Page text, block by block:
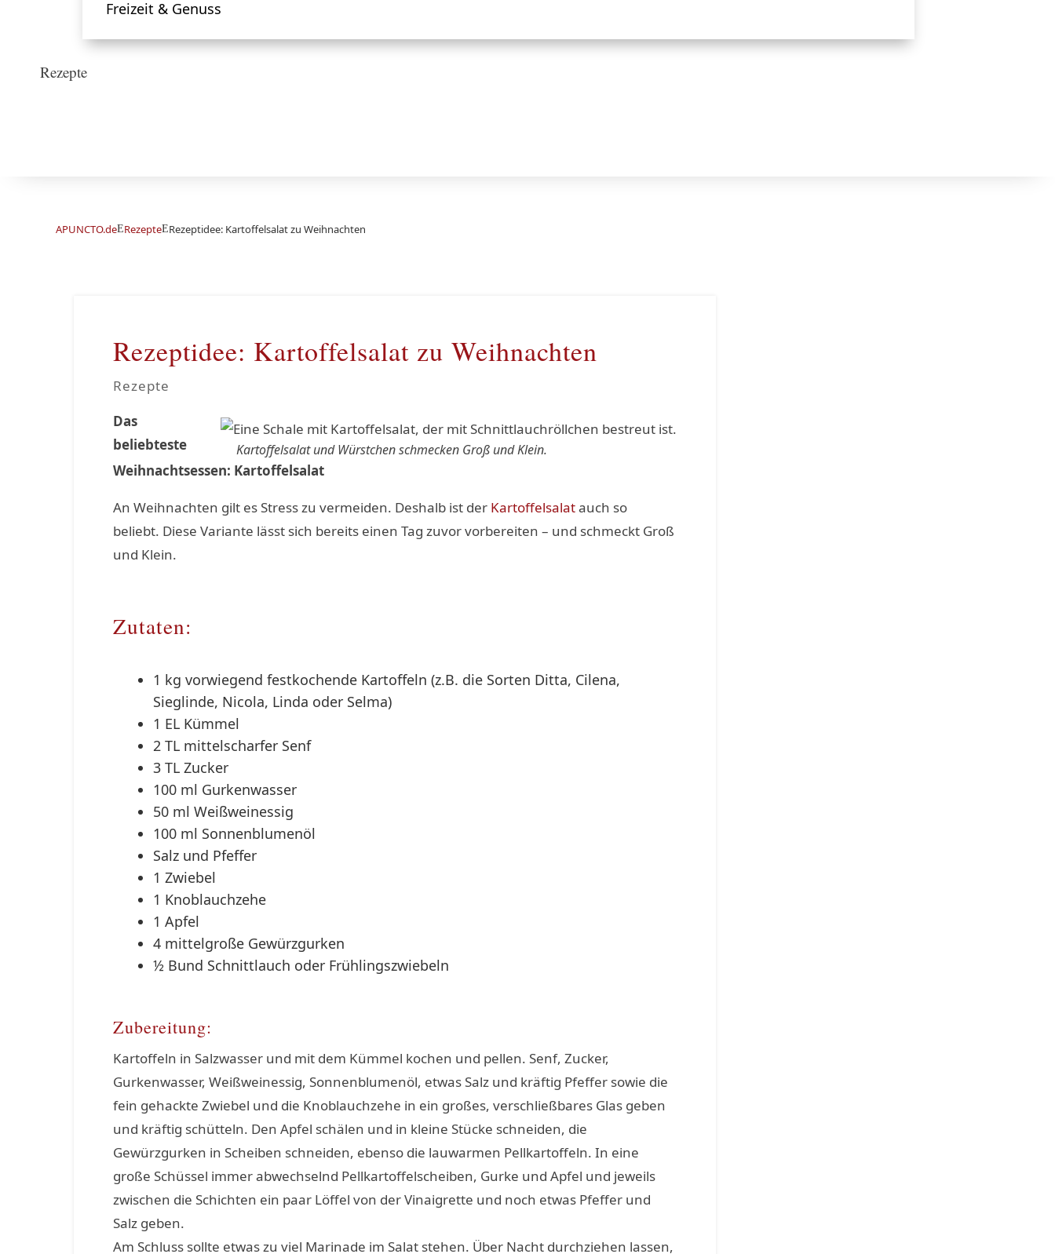
Freizeit & Genuss
Rezepte
APUNCTO.deERezepteERezeptidee: Kartoffelsalat zu Weihnachten
Rezeptidee: Kartoffelsalat zu Weihnachten
Rezepte
Kartoffelsalat und Würstchen schmecken Groß und Klein.
Das
beliebteste
Weihnachtsessen: Kartoffelsalat
An Weihnachten gilt es Stress zu vermeiden. Deshalb ist der Kartoffelsalatauch so
beliebt. Diese Variante lässt sich bereits einen Tag zuvor vorbereiten – und schmeckt Groß
und Klein.
Zutaten:
1 kg vorwiegend festkochende Kartoffeln (z.B. die Sorten Ditta, Cilena,
Sieglinde, Nicola, Linda oder Selma)
1 EL Kümmel
2 TL mittelscharfer Senf
3 TL Zucker
100 ml Gurkenwasser
50 ml Weißweinessig
100 ml Sonnenblumenöl
Salz und Pfeffer
1 Zwiebel
1 Knoblauchzehe
1 Apfel
4 mittelgroße Gewürzgurken
½ Bund Schnittlauch oder Frühlingszwiebeln
Zubereitung:
Kartoffeln in Salzwasser und mit dem Kümmel kochen und pellen. Senf, Zucker,
Gurkenwasser, Weißweinessig, Sonnenblumenöl, etwas Salz und kräftig Pfeffer sowie die
fein gehackte Zwiebel und die Knoblauchzehe in ein großes, verschließbares Glas geben
und kräftig schütteln. Den Apfel schälen und in kleine Stücke schneiden, die
Gewürzgurken in Scheiben schneiden, ebenso die lauwarmen Pellkartoffeln. In eine
große Schüssel immer abwechselnd Pellkartoffelscheiben, Gurke und Apfel und jeweils
zwischen die Schichten ein paar Löffel von der Vinaigrette und noch etwas Pfeffer und
Salz geben.
Am Schluss sollte etwas zu viel Marinade im Salat stehen. Über Nacht durchziehen lassen,